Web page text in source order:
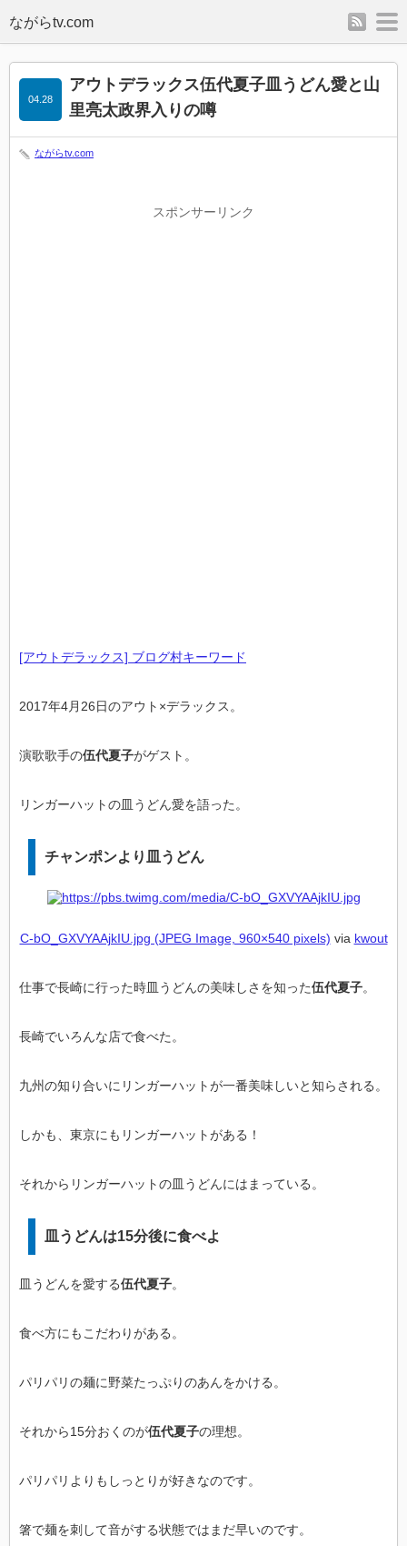
rss
アウトデラックス伍代夏子皿うどん愛と山
里亮太政界入りの噂
04.28
ながらtv.com
スポンサーリンク
[アウトデラックス] ブログ村キーワード
2017年4月26日のアウト×デラックス。
演歌歌手の伍代夏子がゲスト。
リンガーハットの皿うどん愛を語った。
チャンポンより皿うどん
C-bO_GXVYAAjkIU.jpg (JPEG Image, 960×540 pixels) via kwout
仕事で長崎に行った時皿うどんの美味しさを知った伍代夏子。
長崎でいろんな店で食べた。
九州の知り合いにリンガーハットが一番美味しいと知らされる。
しかも、東京にもリンガーハットがある！
それからリンガーハットの皿うどんにはまっている。
皿うどんは15分後に食べよ
皿うどんを愛する伍代夏子。
食べ方にもこだわりがある。
パリパリの麺に野菜たっぷりのあんをかける。
それから15分おくのが伍代夏子の理想。
パリパリよりもしっとりが好きなのです。
箸で麺を刺して音がする状態ではまだ早いのです。